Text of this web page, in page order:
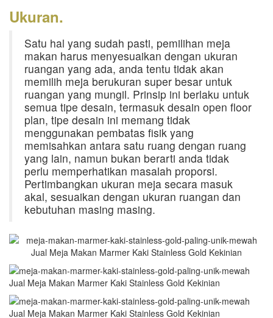
Ukuran.
Satu hal yang sudah pasti, pemilihan meja
makan harus menyesuaikan dengan ukuran
ruangan yang ada, anda tentu tidak akan
memilih meja berukuran super besar untuk
ruangan yang mungil. Prinsip ini berlaku untuk
semua tipe desain, termasuk desain open floor
plan, tipe desain ini memang tidak
menggunakan pembatas fisik yang
memisahkan antara satu ruang dengan ruang
yang lain, namun bukan berarti anda tidak
perlu memperhatikan masalah proporsi.
Pertimbangkan ukuran meja secara masuk
akal, sesuaikan dengan ukuran ruangan dan
kebutuhan masing masing.